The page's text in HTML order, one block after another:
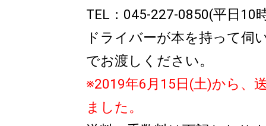
TEL：045-227-0850(平日10
ドライバーが本を持って伺
でお渡しください。
※2019年6月15日(土)から、
ました。